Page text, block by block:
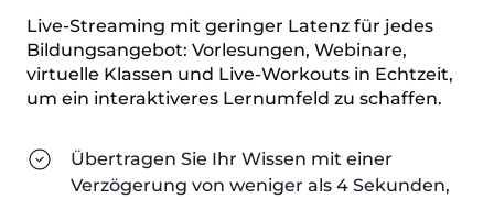
Live-Streaming mit geringer Latenz für jedes
Bildungsangebot: Vorlesungen, Webinare,
virtuelle Klassen und Live-Workouts in Echtzeit,
um ein interaktiveres Lernumfeld zu schaffen.
Übertragen Sie Ihr Wissen mit einer
Verzögerung von weniger als 4 Sekunden,